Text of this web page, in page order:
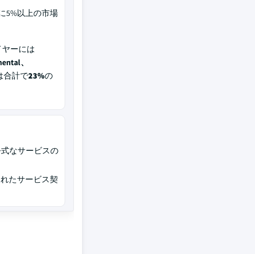
5%以上の市場
ーには
、
合計で23%の
なサービスの
たサービス契